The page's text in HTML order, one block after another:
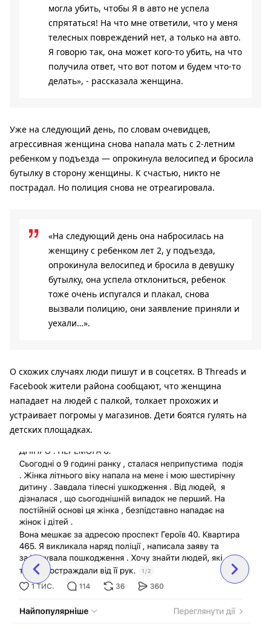
могла убить, чтобы Я в авто не успела
спрятаться! На что мне ответили, что у меня
телесных повреждений нет, а только на авто.
Я говорю так, она может кого-то убить, на что
получила ответ, что вот потом и будем что-то
делать», - рассказала женщина.
Уже на следующий день, по словам очевидцев,
агрессивная женщина снова напала мать с 2-летним
ребенком у подъезда — опрокинула велосипед и бросила
бутылку в сторону женщины. К счастью, никто не
пострадал. Но полиция снова не отреагировала.
«На следующий день она набросилась на
женщину с ребенком лет 2, у подъезда,
опрокинула велосипед и бросила в девушку
бутылку, она успела отклониться, ребенок
тоже очень испугался и плакал, снова
вызвали полицию, они заявление приняли и
уехали…».
О схожих случаях люди пишут и в соцсетях. В Threads и
Facebook жители района сообщают, что женщина
нападает на людей с палкой, толкает прохожих и
устраивает погромы у магазинов. Дети боятся гулять на
детских площадках.